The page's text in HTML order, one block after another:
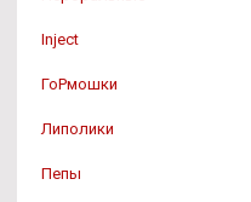
Inject
ГоРмошки
Липолики
Пепы